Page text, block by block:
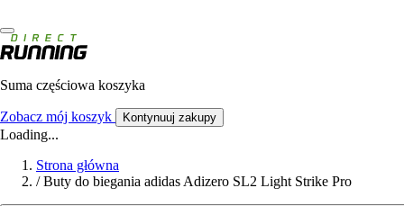
Suma częściowa koszyka
Zobacz mój koszyk Kontynuuj zakupy
Loading...
Strona główna
/ Buty do biegania adidas Adizero SL2 Light Strike Pro